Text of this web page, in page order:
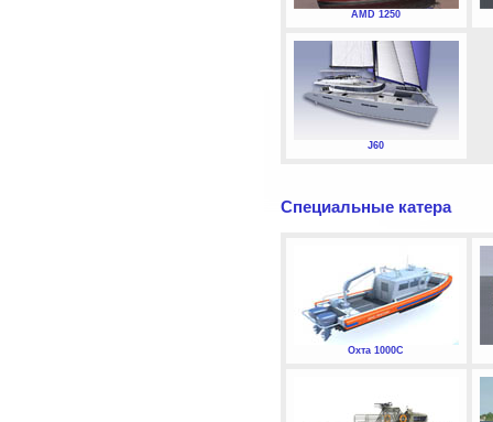
AMD 1250
J60
Специальные катера
Охта 1000С